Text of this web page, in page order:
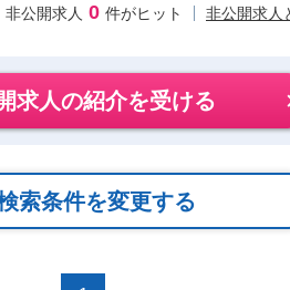
非公開求人 0 件がヒット 非公開求人
求人の紹介を受ける
索条件を変更する